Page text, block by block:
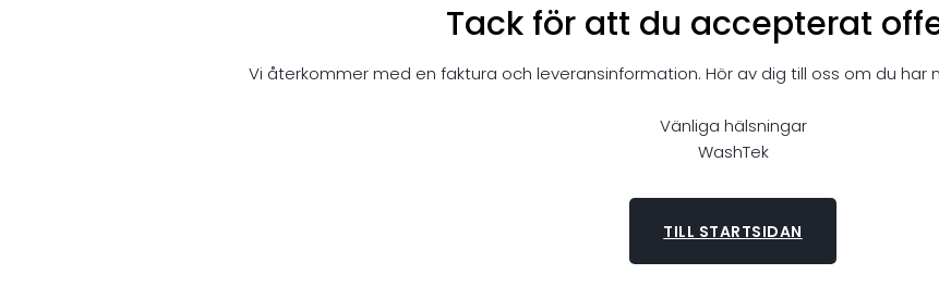
Tack för att du accepterat
Vi återkommer med en faktura och leveransinformation. Hör av dig till oss om du har
Vänliga hälsningar
WashTek
TILL STARTSIDAN